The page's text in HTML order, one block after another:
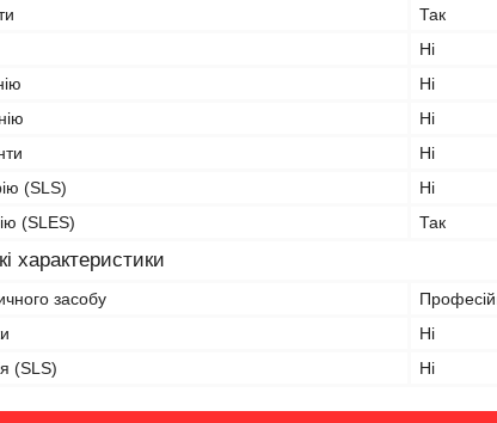
Так
Ні
Ні
Ні
Ні
(SLS)
Ні
(SLES)
Так
характеристики
засобу
Ні
(SLS)
Ні